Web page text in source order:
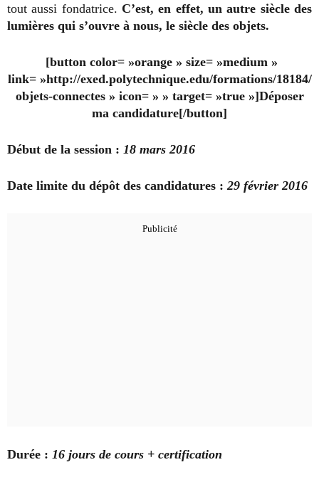
tout aussi fondatrice. C’est, en effet, un autre siècle des
lumières qui s’ouvre à nous, le siècle des objets.
[button color= »orange » size= »medium »
link= »http://exed.polytechnique.edu/formations/18184/
objets-connectes » icon= » » target= »true »]Déposer
ma candidature[/button]
Début de la session : 18 mars 2016
Date limite du dépôt des candidatures :29 février 2016
Durée : 16 jours de cours + certification